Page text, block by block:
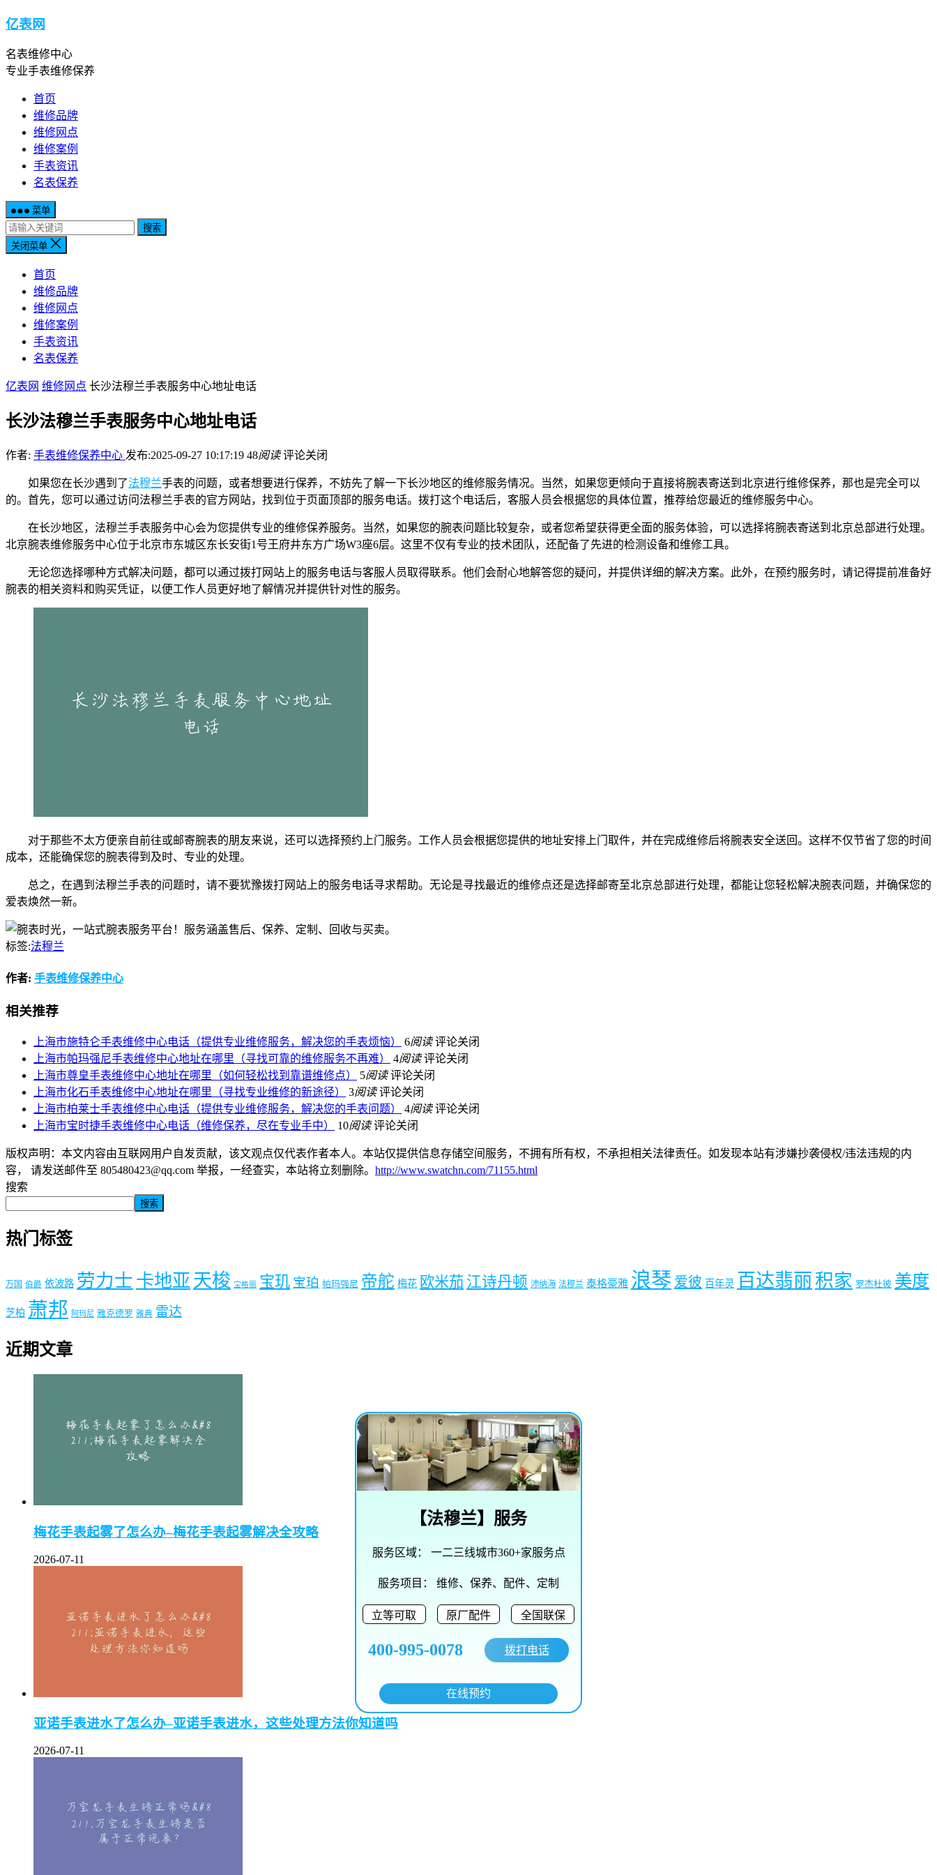
亿表网
名表维修中心
专业手表维修保养
首页
维修品牌
维修网点
维修案例
手表资讯
名表保养
菜单
搜索
关闭菜单
首页
维修品牌
维修网点
维修案例
手表资讯
名表保养
亿表网 维修网点 长沙法穆兰手表服务中心地址电话
长沙法穆兰手表服务中心地址电话
作者: 手表维修保养中心 发布:2025-09-27 10:17:19 48阅读 评论关闭
如果您在长沙遇到了法穆兰手表的问题，或者想要进行保养，不妨先了解一下长沙地区的维修服务情况。当然，如果您更倾向于直接将腕表寄送到北京进行维修保养，那也是完全可以
的。首先，您可以通过访问法穆兰手表的官方网站，找到位于页面顶部的服务电话。拨打这个电话后，客服人员会根据您的具体位置，推荐给您最近的维修服务中心。
在长沙地区，法穆兰手表服务中心会为您提供专业的维修保养服务。当然，如果您的腕表问题比较复杂，或者您希望获得更全面的服务体验，可以选择将腕表寄送到北京总部进行处理。
北京腕表维修服务中心位于北京市东城区东长安街1号王府井东方广场W3座6层。这里不仅有专业的技术团队，还配备了先进的检测设备和维修工具。
无论您选择哪种方式解决问题，都可以通过拨打网站上的服务电话与客服人员取得联系。他们会耐心地解答您的疑问，并提供详细的解决方案。此外，在预约服务时，请记得提前准备好
腕表的相关资料和购买凭证，以便工作人员更好地了解情况并提供针对性的服务。
对于那些不太方便亲自前往或邮寄腕表的朋友来说，还可以选择预约上门服务。工作人员会根据您提供的地址安排上门取件，并在完成维修后将腕表安全送回。这样不仅节省了您的时间
成本，还能确保您的腕表得到及时、专业的处理。
总之，在遇到法穆兰手表的问题时，请不要犹豫拨打网站上的服务电话寻求帮助。无论是寻找最近的维修点还是选择邮寄至北京总部进行处理，都能让您轻松解决腕表问题，并确保您的
爱表焕然一新。
标签:法穆兰
作者: 手表维修保养中心
相关推荐
上海市施特仑手表维修中心电话（提供专业维修服务，解决您的手表烦恼） 6阅读 评论关闭
上海市帕玛强尼手表维修中心地址在哪里（寻找可靠的维修服务不再难）
4阅读 评论关闭
上海市尊皇手表维修中心地址在哪里（如何轻松找到靠谱维修点）
5阅读 评论关闭
上海市化石手表维修中心地址在哪里（寻找专业维修的新途径）
3阅读 评论关闭
上海市柏莱士手表维修中心电话（提供专业维修服务，解决您的手表问题）
4阅读 评论关闭
上海市宝时捷手表维修中心电话（维修保养，尽在专业手中）
10阅读 评论关闭
版权声明：本文内容由互联网用户自发贡献，该文观点仅代表作者本人。本站仅提供信息存储空间服务，不拥有所有权，不承担相关法律责任。如发现本站有涉嫌抄袭侵权/违法违规的内
容， 请发送邮件至 805480423@qq.com 举报，一经查实，本站将立刻删除。 http://www.swatchn.com/71155.html
搜索
搜索
热门标签
万国 伯爵 依波路 劳力士 卡地亚 天梭 宝格丽 宝玑 宝珀 帕玛强尼 帝舵 梅花 欧米茄 江诗丹顿 沛纳海 法穆兰 泰格豪雅 浪琴 爱彼 百年灵 百达翡丽 积家 罗杰杜彼 美度
芝柏 萧邦 阿玛尼 雅克德罗 雅典 雷达
近期文章
梅花手表起雾了怎么办–梅花手表起雾解决全攻略
2026-07-11
亚诺手表进水了怎么办–亚诺手表进水，这些处理方法你知道吗
2026-07-11
X
【法穆兰】服务
服务区域： 一二三线城市360+家服务点
服务项目： 维修、保养、配件、定制
立等可取 原厂配件 全国联保
400-995-0078 拨打电话
在线预约